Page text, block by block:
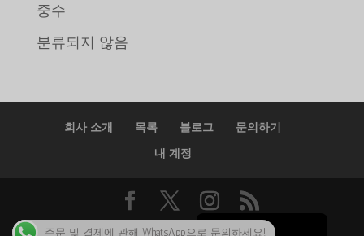
중수
분류되지 않음
회사 소개 목록 블로그
문의하기
내 계정
저작권 2025 @Caluanie Muelear USA
주문 및 결제에 관해 WhatsApp으로 문의하세요!
English
O‘zbekcha
简体中文